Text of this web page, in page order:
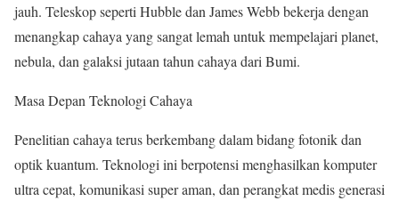
jauh. Teleskop seperti Hubble dan James Webb bekerja dengan
menangkap cahaya yang sangat lemah untuk mempelajari planet,
nebula, dan galaksi jutaan tahun cahaya dari Bumi.
Masa Depan Teknologi Cahaya
Penelitian cahaya terus berkembang dalam bidang fotonik dan
optik kuantum. Teknologi ini berpotensi menghasilkan komputer
ultra cepat, komunikasi super aman, dan perangkat medis generasi